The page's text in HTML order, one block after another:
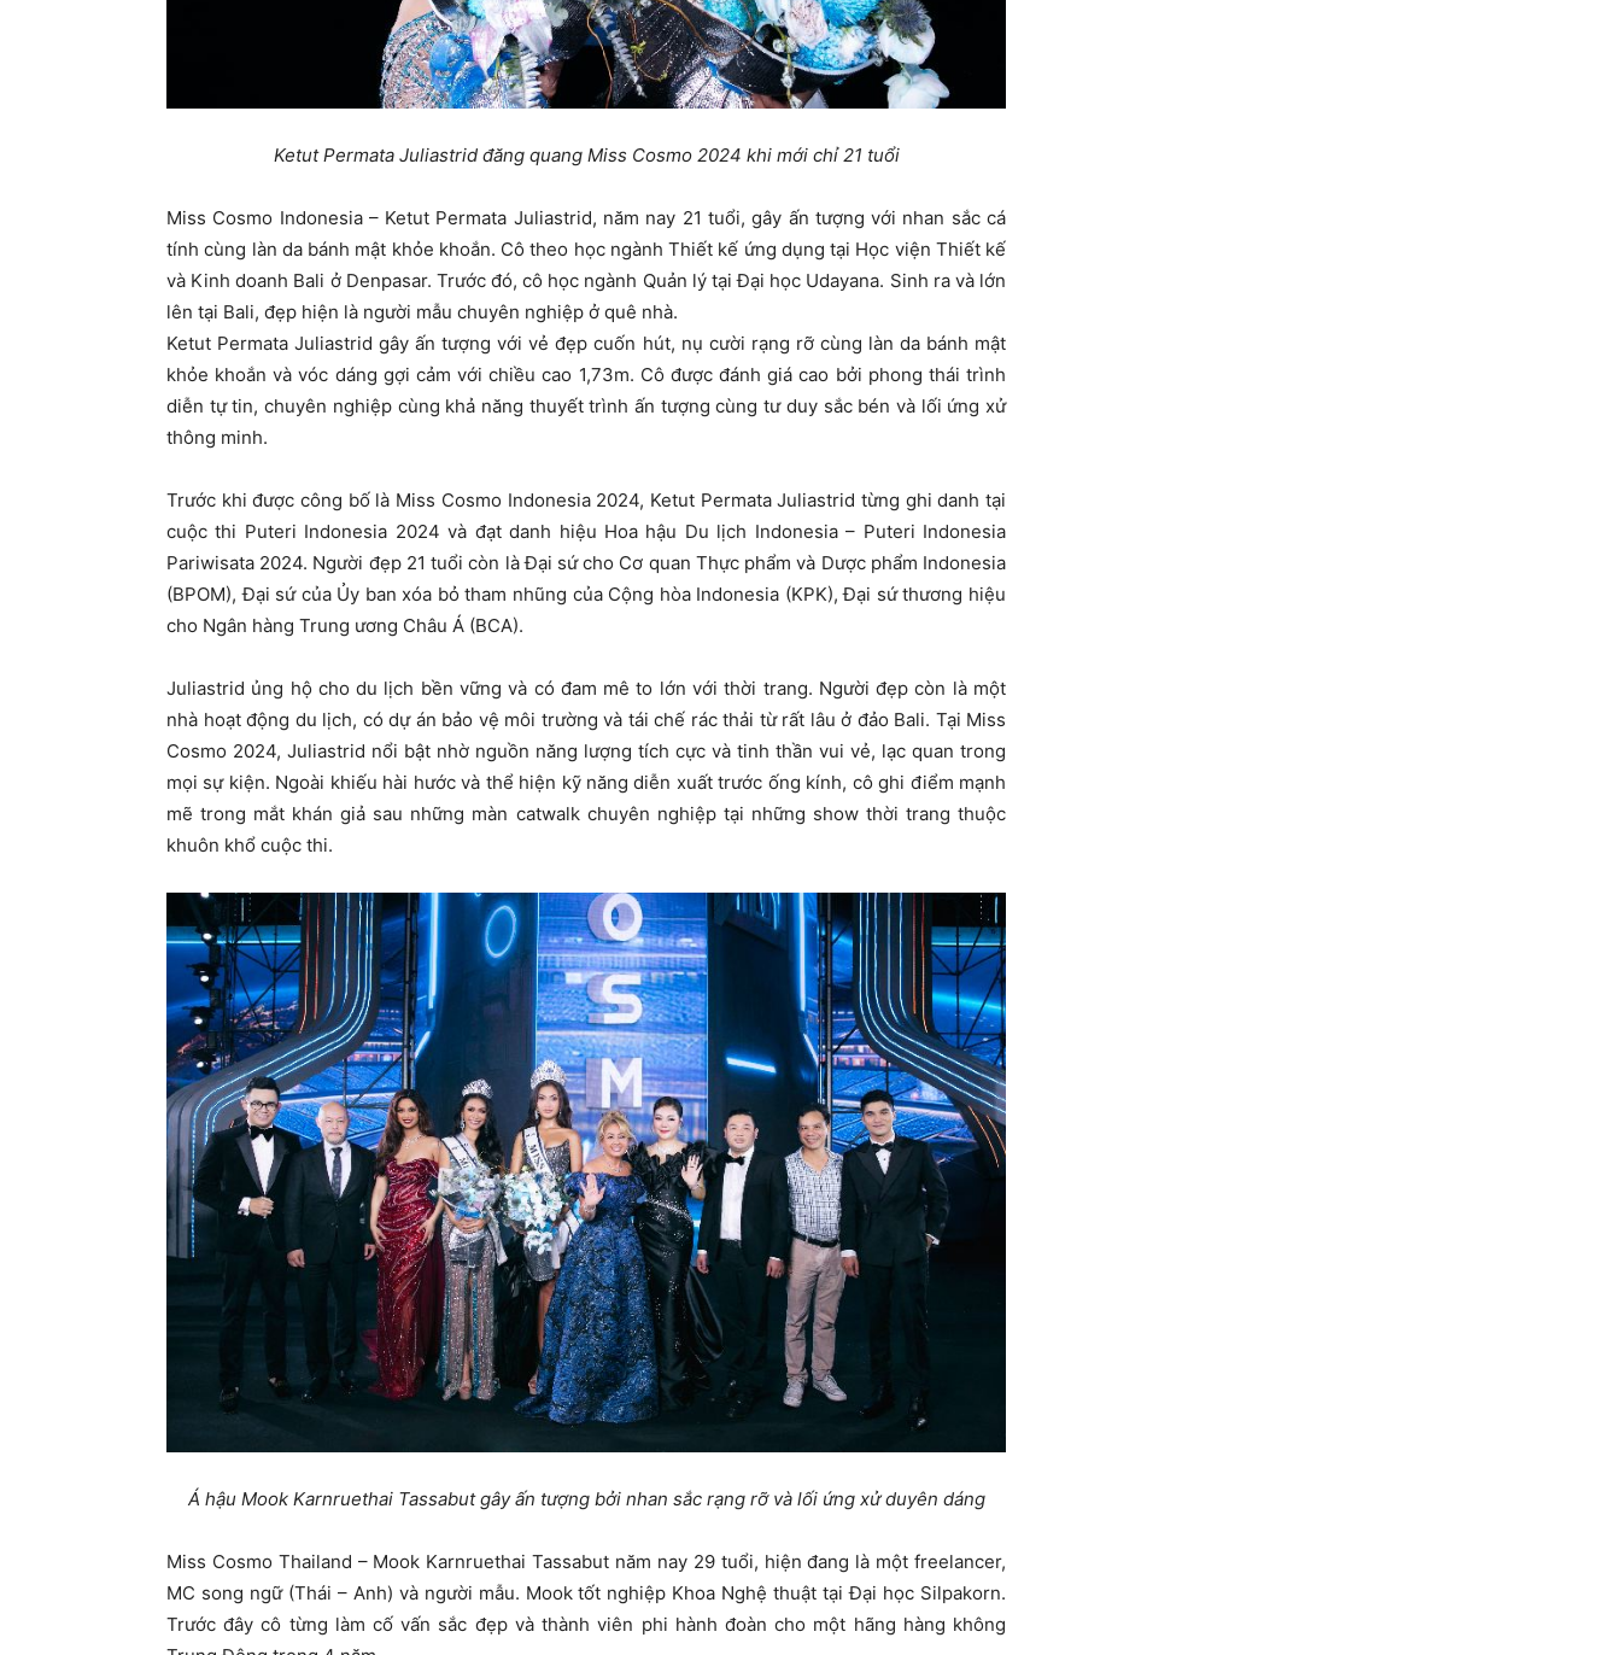
Ketut Permata Juliastrid đăng quang Miss Cosmo 2024 khi mới chỉ 21 tuổi
Miss Cosmo Indonesia – Ketut Permata Juliastrid, năm nay 21 tuổi, gây ấn tượng với nhan sắc cá
tính cùng làn da bánh mật khỏe khoắn. Cô theo học ngành Thiết kế ứng dụng tại Học viện Thiết kế
và Kinh doanh Bali ở Denpasar. Trước đó, cô học ngành Quản lý tại Đại học Udayana. Sinh ra và lớn
lên tại Bali, đẹp hiện là người mẫu chuyên nghiệp ở quê nhà.
Ketut Permata Juliastrid gây ấn tượng với vẻ đẹp cuốn hút, nụ cười rạng rỡ cùng làn da bánh mật
khỏe khoắn và vóc dáng gợi cảm với chiều cao 1,73m. Cô được đánh giá cao bởi phong thái trình
diễn tự tin, chuyên nghiệp cùng khả năng thuyết trình ấn tượng cùng tư duy sắc bén và lối ứng xử
thông minh.
Trước khi được công bố là Miss Cosmo Indonesia 2024, Ketut Permata Juliastrid từng ghi danh tại
cuộc thi Puteri Indonesia 2024 và đạt danh hiệu Hoa hậu Du lịch Indonesia – Puteri Indonesia
Pariwisata 2024. Người đẹp 21 tuổi còn là Đại sứ cho Cơ quan Thực phẩm và Dược phẩm Indonesia
(BPOM), Đại sứ của Ủy ban xóa bỏ tham nhũng của Cộng hòa Indonesia (KPK), Đại sứ thương hiệu
cho Ngân hàng Trung ương Châu Á (BCA).
Juliastrid ủng hộ cho du lịch bền vững và có đam mê to lớn với thời trang. Người đẹp còn là một
nhà hoạt động du lịch, có dự án bảo vệ môi trường và tái chế rác thải từ rất lâu ở đảo Bali. Tại Miss
Cosmo 2024, Juliastrid nổi bật nhờ nguồn năng lượng tích cực và tinh thần vui vẻ, lạc quan trong
mọi sự kiện. Ngoài khiếu hài hước và thể hiện kỹ năng diễn xuất trước ống kính, cô ghi điểm mạnh
mẽ trong mắt khán giả sau những màn catwalk chuyên nghiệp tại những show thời trang thuộc
khuôn khổ cuộc thi.
Á hậu Mook Karnruethai Tassabut gây ấn tượng bởi nhan sắc rạng rỡ và lối ứng xử duyên dáng
Miss Cosmo Thailand – Mook Karnruethai Tassabut năm nay 29 tuổi, hiện đang là một freelancer,
MC song ngữ (Thái – Anh) và người mẫu. Mook tốt nghiệp Khoa Nghệ thuật tại Đại học Silpakorn.
Trước đây cô từng làm cố vấn sắc đẹp và thành viên phi hành đoàn cho một hãng hàng không